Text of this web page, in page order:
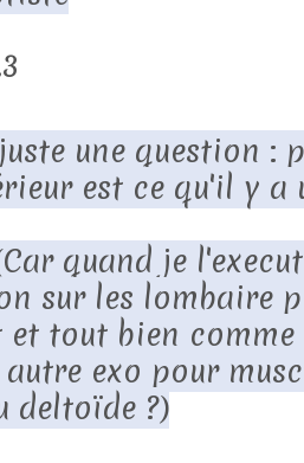
une question :
est ce qu'il y a
quand je
sur les lombaire
tout bien
exo pour
deltoïde ?)